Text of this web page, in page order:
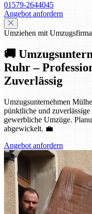
01579-2644045
Angebot anfordern
Umziehen mit
🚚
Ruhr –
Zuverlässig
Umzugsunternehmen
pünktliche und
gewerbliche Umzüge.
abgewickelt. 💼
Angebot anfordern